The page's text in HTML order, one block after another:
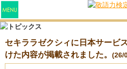
セキララゼクシィに日本サービ
けた内容が掲載されました。 (26/